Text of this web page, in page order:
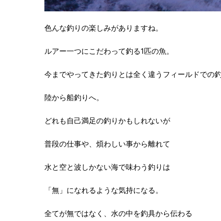
色んな釣りの楽しみがありますね。
ルアー一つにこだわって釣る1匹の魚。
今までやってきた釣りとは全く違うフィールドでの
陸から船釣りへ。
どれも自己満足の釣りかもしれないが
普段の仕事や、煩わしい事から離れて
水と空と波しかない海で味わう釣りは
「無」になれるような気持になる。
全てが無ではなく、水の中を釣具から伝わる